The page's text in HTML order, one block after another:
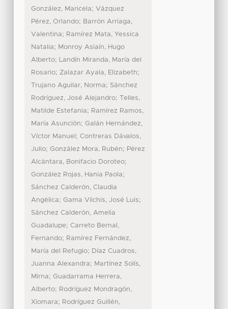
González, Maricela; Vázquez
Pérez, Orlando; Barrón Arriaga,
Valentina; Ramírez Mata, Yessica
Natalia; Monroy Asiaín, Hugo
Alberto; Landín Miranda, María del
Rosario; Zalazar Ayala, Elizabeth;
Trujano Aguilar, Norma; Sánchez
Rodríguez, José Alejandro; Telles,
Matilde Estefania; Ramírez Ramos,
María Asunción; Galán Hernández,
Víctor Manuel ; Contreras Dávalos,
Julio; González Mora, Rubén; Pérez
Alcántara, Bonifacio Doroteo;
González Rojas, Hania Paola;
Sánchez Calderón, Claudia
Angélica; Gama Vilchis, José Luis;
Sánchez Calderón, Amelia
Guadalupe; Carreto Bernal,
Fernando; Ramírez Fernández,
María del Refugio; Díaz Cuadros,
Juanna Alexandra; Martínez Solís,
Mirna; Guadarrama Herrera,
Alberto; Rodríguez Mondragón,
Xiomara; Rodríguez Guillén,